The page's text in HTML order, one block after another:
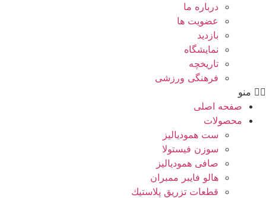
درباره ما
عضویت ها
بازدید
نمایشگاه
تاريخچه
فرهنگی ورزشی
منو
صفحه اصلی
محصولات
ست همودیالیز
سوزن فیستولا
صافی همودیالیز
هالو فایبر ممبران
قطعات تزريق پلاستيك